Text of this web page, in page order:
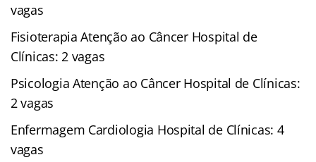
vagas
Fisioterapia Atenção ao Câncer Hospital de
Clínicas: 2 vagas
Psicologia Atenção ao Câncer Hospital de Clínicas:
2 vagas
Enfermagem Cardiologia Hospital de Clínicas: 4
vagas